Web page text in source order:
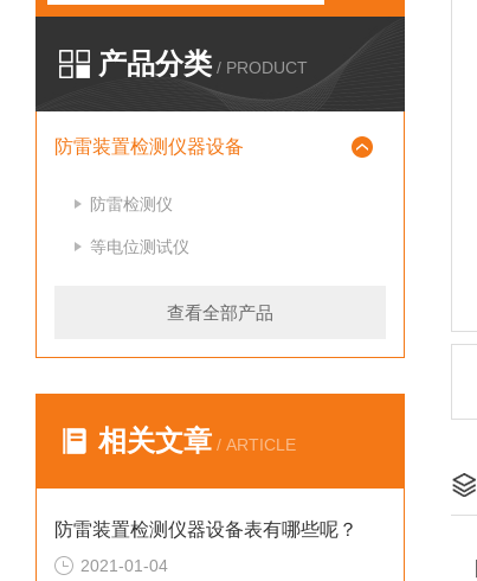
产品分类 / PRODUCT
防雷装置检测仪器设备
防雷检测仪
等电位测试仪
查看全部产品
相关文章 / ARTICLE
防雷装置检测仪器设备表有哪些呢？
2021-01-04